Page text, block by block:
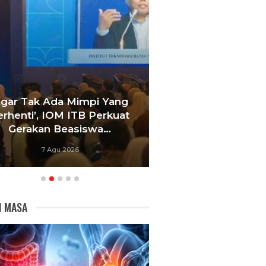
Tak Ada Mimpi Yang
IOM ITB Perkuat
Gerakan Beasiswa…
7 Agu 2026
MASA